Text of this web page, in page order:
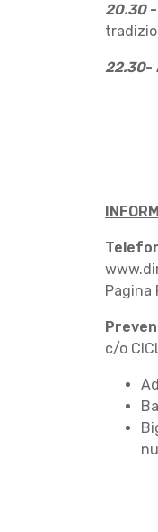
20.30-
22.30-
Pagina
c/o